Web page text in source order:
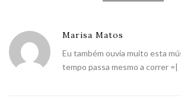
Marisa Matos
Eu também ouvia muito esta
tempo passa mesmo a correr =|